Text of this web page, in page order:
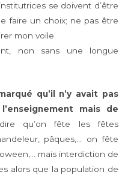
se doivent d’être
faire un choix; ne pas être
mon voile.
non sans une longue
qu’il n’y avait pas
mais de
qu’on fête les fêtes
pâques,… on fête
mais interdiction de
alors que la population de